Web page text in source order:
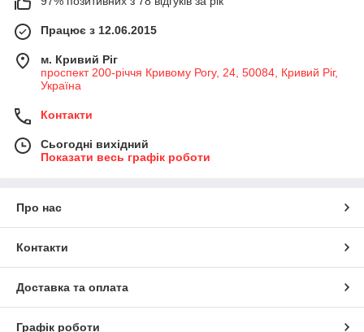
Працює з 12.06.2015
м. Кривий Ріг
проспект 200-річчя Кривому Рогу, 24, 50084, Кривий Ріг,
Україна
Контакти
Сьогодні вихідний
Показати весь графік роботи
Про нас
Контакти
Доставка та оплата
Графік роботи